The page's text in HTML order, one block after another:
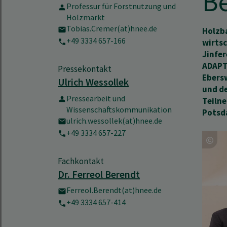
Professur für Forstnutzung und
Holzmarkt
Tobias.Cremer(at)hnee.de
+49 3334 657-166
Pressekontakt
Ulrich Wessollek
Pressearbeit und
Wissenschaftskommunikation
ulrich.wessollek(at)hnee.de
+49 3334 657-227
Fachkontakt
Dr. Ferreol Berendt
Ferreol.Berendt(at)hnee.de
+49 3334 657-414
und